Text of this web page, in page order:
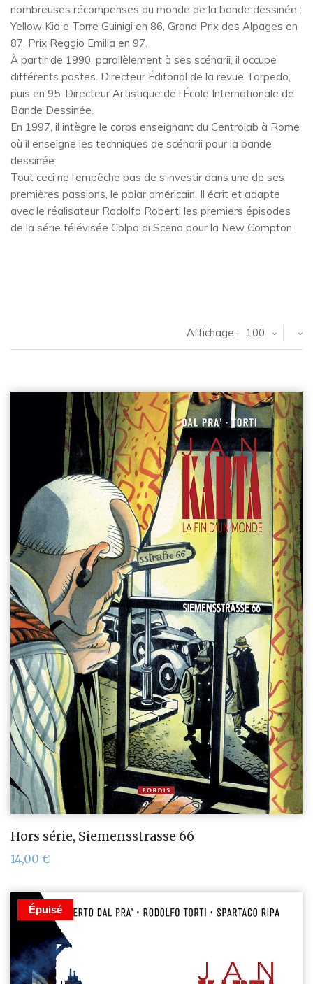
nombreuses récompenses du monde de la bande dessinée :
Yellow Kid e Torre Guinigi en 86, Grand Prix des Alpages en
87, Prix Reggio Emilia en 97.
À partir de 1990, parallèlement à ses scénarii, il occupe
différents postes. Directeur Éditorial de la revue Torpedo,
puis en 95, Directeur Artistique de l’École Internationale de
Bande Dessinée.
En 1997, il intègre le corps enseignant du Centrolab à Rome
où il enseigne les techniques de scénarii pour la bande
dessinée.
Tout ceci ne l’empêche pas de s’investir dans une de ses
premières passions, le polar américain. Il écrit et adapte
avec le réalisateur Rodolfo Roberti les premiers épisodes
de la série télévisée Colpo di Scena pour la New Compton.
Affichage : 100
Hors série, Siemensstrasse 66
14,00 €
Épuisé